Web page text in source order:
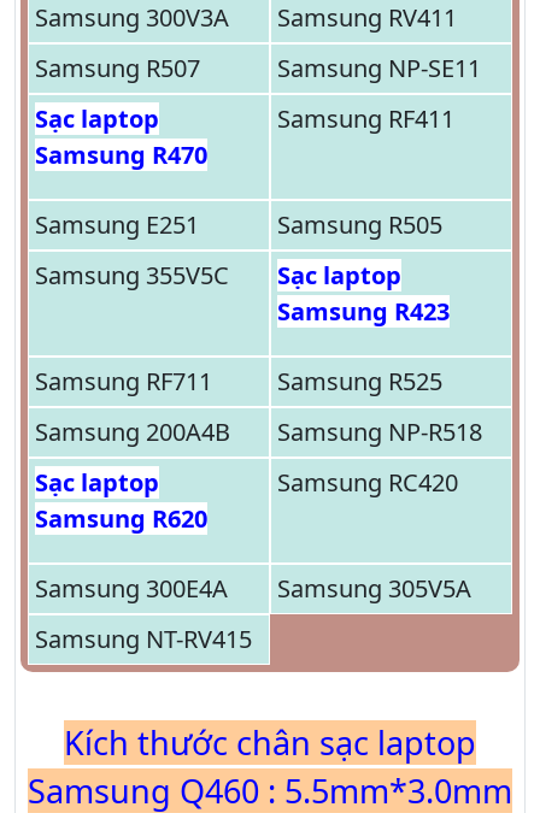
Samsung 300V3A
Samsung RV411
Samsung R507
Samsung NP-SE11
Sạc laptop
Samsung R470
Samsung RF411
Samsung E251
Samsung R505
Samsung 355V5C
Sạc laptop
Samsung R423
Samsung RF711
Samsung R525
Samsung 200A4B
Samsung NP-R518
Sạc laptop
Samsung R620
Samsung RC420
Samsung 300E4A
Samsung 305V5A
Samsung NT-RV415
Kích thước chân sạc laptop
Samsung Q460 : 5.5mm*3.0mm